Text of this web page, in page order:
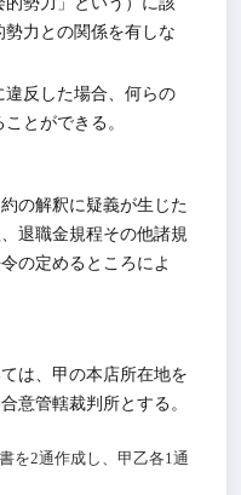
力との関係を有しな
反した場合、何らの
とができる。
の解釈に疑義が生じた
退職金規程その他諸規
の定めるところによ
は、甲の本店所在地を
意管轄裁判所とする。
を2通作成し、甲乙各1通